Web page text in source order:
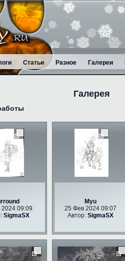
Статьи Разное Галереи
Галерея
09:09
SigmaSX
Myu
25 Фев 2024 09:07
Автор: SigmaSX